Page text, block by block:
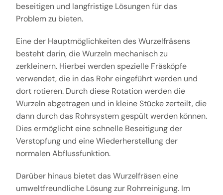
beseitigen und langfristige Lösungen für das
Problem zu bieten.
Eine der Hauptmöglichkeiten des Wurzelfräsens
besteht darin, die Wurzeln mechanisch zu
zerkleinern. Hierbei werden spezielle Fräsköpfe
verwendet, die in das Rohr eingeführt werden und
dort rotieren. Durch diese Rotation werden die
Wurzeln abgetragen und in kleine Stücke zerteilt, die
dann durch das Rohrsystem gespült werden können.
Dies ermöglicht eine schnelle Beseitigung der
Verstopfung und eine Wiederherstellung der
normalen Abflussfunktion.
Darüber hinaus bietet das Wurzelfräsen eine
umweltfreundliche Lösung zur Rohrreinigung. Im